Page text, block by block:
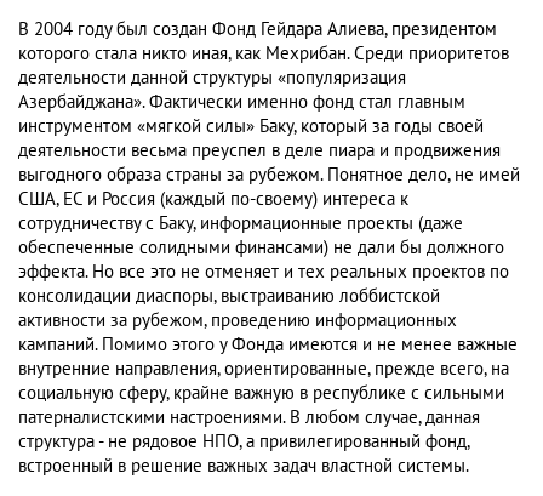
В 2004 году был создан Фонд Гейдара Алиева, президентом
которого стала никто иная, как Мехрибан. Среди приоритетов
деятельности данной структуры «популяризация
Азербайджана». Фактически именно фонд стал главным
инструментом «мягкой силы» Баку, который за годы своей
деятельности весьма преуспел в деле пиара и продвижения
выгодного образа страны за рубежом. Понятное дело, не имей
США, ЕС и Россия (каждый по-своему) интереса к
сотрудничеству с Баку, информационные проекты (даже
обеспеченные солидными финансами) не дали бы должного
эффекта. Но все это не отменяет и тех реальных проектов по
консолидации диаспоры, выстраиванию лоббистской
активности за рубежом, проведению информационных
кампаний. Помимо этого у Фонда имеются и не менее важные
внутренние направления, ориентированные, прежде всего, на
социальную сферу, крайне важную в республике с сильными
патерналистскими настроениями. В любом случае, данная
структура - не рядовое НПО, а привилегированный фонд,
встроенный в решение важных задач властной системы.